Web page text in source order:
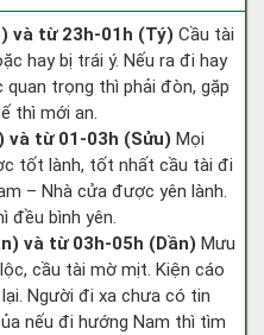
và từ 23h-01h (Tý) Cầu tài
hay bị trái ý. Nếu ra đi hay
quan trọng thì phải đòn, gặp
thì mới an.
và từ 01-03h (Sửu) Mọi
tốt lành, tốt nhất cầu tài đi
– Nhà cửa được yên lành.
đều bình yên.
và từ 03h-05h (Dần) Mưu
cầu tài mờ mịt. Kiện cáo
Người đi xa chưa có tin
nếu đi hướng Nam thì tìm